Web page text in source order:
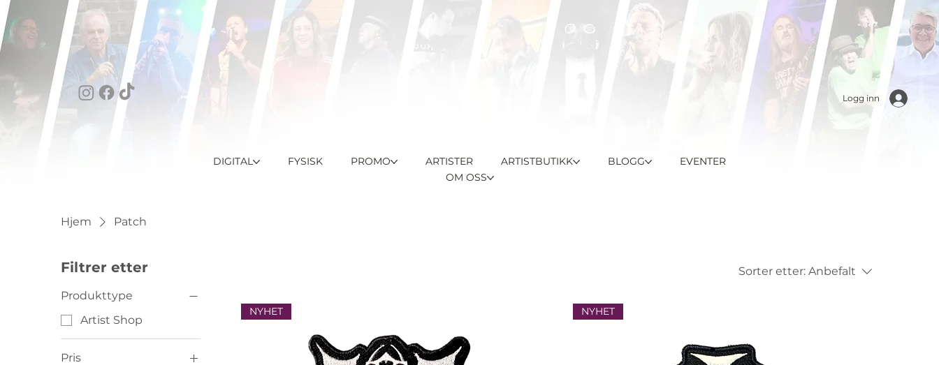
Logg inn
DIGITAL FYSISK PROMO ARTISTER ARTISTBUTIKK BLOGG
EVENTER
OM OSS
Hjem Patch
Filtrer etter
Produkttype
Artist Shop
Pris
Sorter etter: Anbefalt
NYHET NYHET